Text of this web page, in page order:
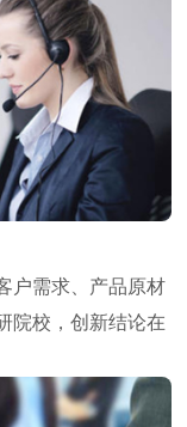
户需求、产品原材
院校，创新结论在